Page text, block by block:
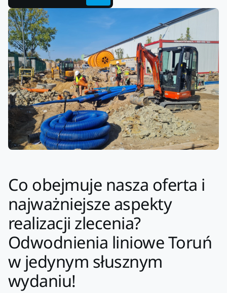
Co obejmuje nasza oferta i
najważniejsze aspekty
realizacji zlecenia?
Odwodnienia liniowe Toruń
w jedynym słusznym
wydaniu!